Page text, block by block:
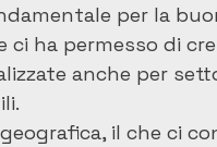
per la
ha permesso di
anche per
il che ci